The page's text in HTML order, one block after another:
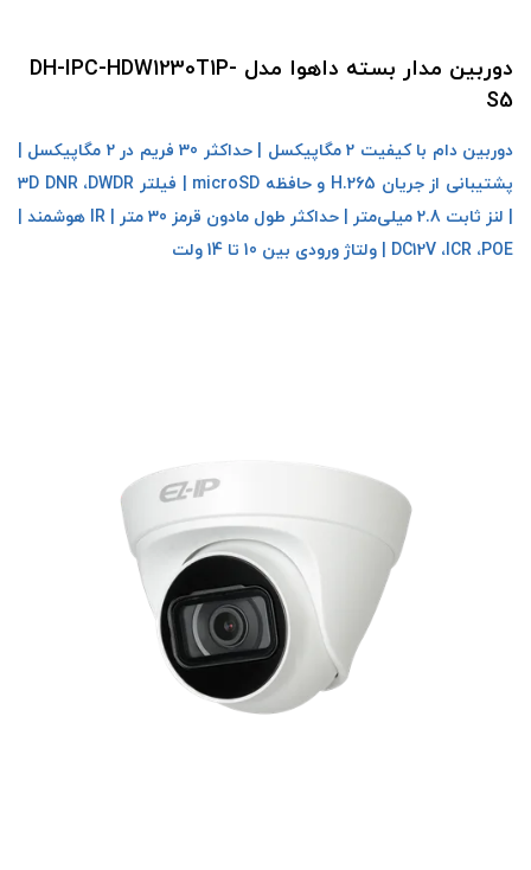
دوربین مدار بسته داهوا مدل DH-IPC-HDW1230T1P-
S5
دوربین دام با کیفیت 2 مگاپیکسل | حداکثر 30 فریم در 2 مگاپیکسل |
پشتيبانی از جريان H.265 و حافظه microSD | فیلتر 3D DNR ،DWDR
| لنز ثابت 2.8 میلی‌متر | حداکثر طول مادون قرمز 30 متر | IR هوشمند |
DC12V ،ICR ،POE | ولتاژ ورودی بین 10 تا 14 ولت